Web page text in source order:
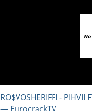
RO$VOSHERIFFI - PIHVII
― EurocrackTV